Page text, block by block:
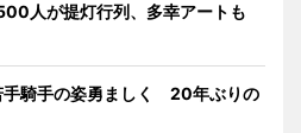
人が提灯行列、多幸アートも
手騎手の姿勇ましく 20年ぶりの